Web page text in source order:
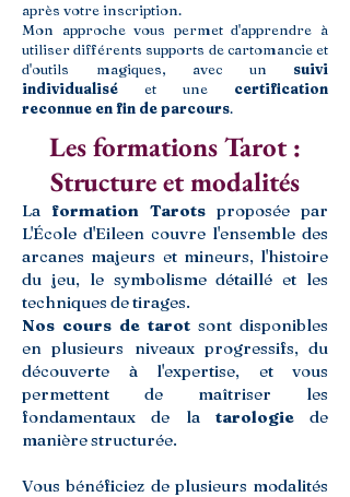
après votre inscription.
Mon approche vous permet d'apprendre à
utiliser différents supports de cartomancie et
d'outils magiques, avec un suivi
individualisé et une certification
reconnue en fin de parcours.
Les formations Tarot :
Structure et modalités
La formation Tarots proposée par
L'École d'Eileen couvre l'ensemble des
arcanes majeurs et mineurs, l'histoire
du jeu, le symbolisme détaillé et les
techniques de tirages.
Nos cours de tarot sont disponibles
en plusieurs niveaux progressifs, du
découverte à l'expertise, et vous
permettent de maîtriser les
fondamentaux de la tarologiede
manière structurée.
Vous bénéficiez de plusieurs modalités